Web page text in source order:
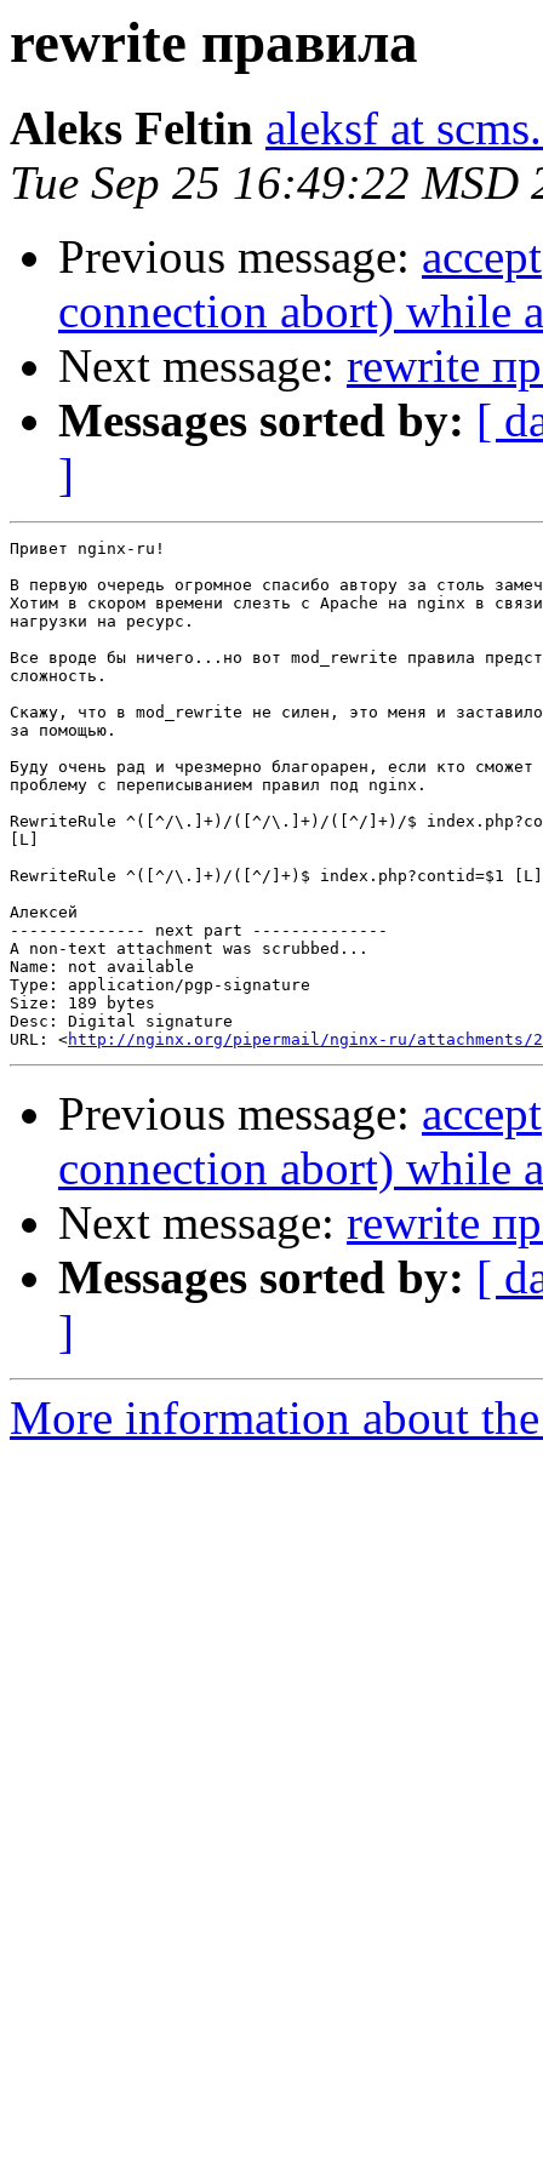
rewrite правила
Aleks Feltin aleksf at
Tue Sep 25 16:49:22 MSD
Previous message:
connection abort) while
Next message: rewrite
Messages sorted by: [
]
Привет nginx-ru!
В первую очередь огромное спасибо автору за столь
Хотим в скором времени слезть с Apache на nginx в
нагрузки на ресурс.
Все вроде бы ничего...но вот mod_rewrite правила
сложность.
Скажу, что в mod_rewrite не силен, это меня и заставило
за помощью.
Буду очень рад и чрезмерно благорарен, если кто сможет
проблему с переписыванием правил под nginx.
RewriteRule ^([^/\.]+)/([^/\.]+)/([^/]+)/$
[L]
RewriteRule ^([^/\.]+)/([^/]+)$ index.php?contid=$1 [L]
Алексей
-------------- next part --------------
A non-text attachment was scrubbed...
Name: not available
Type: application/pgp-signature
Size: 189 bytes
Desc: Digital signature
URL: <http://nginx.org/pipermail/nginx-ru/attachments/
Previous message:
connection abort) while
Next message: rewrite
Messages sorted by: [
]
More information about